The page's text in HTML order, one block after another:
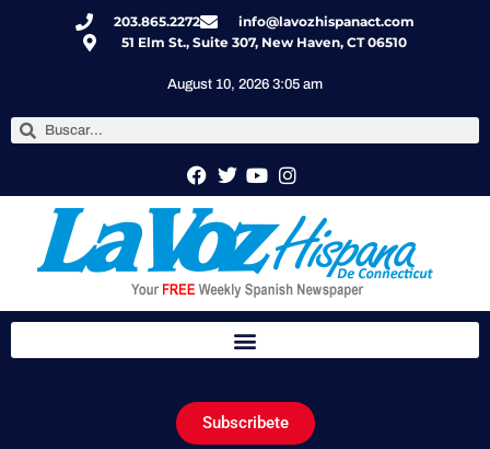
203.865.2272
info@lavozhispanact.com
51 Elm St., Suite 307, New Haven, CT 06510
August 10, 2026 3:05 am
Subscribete